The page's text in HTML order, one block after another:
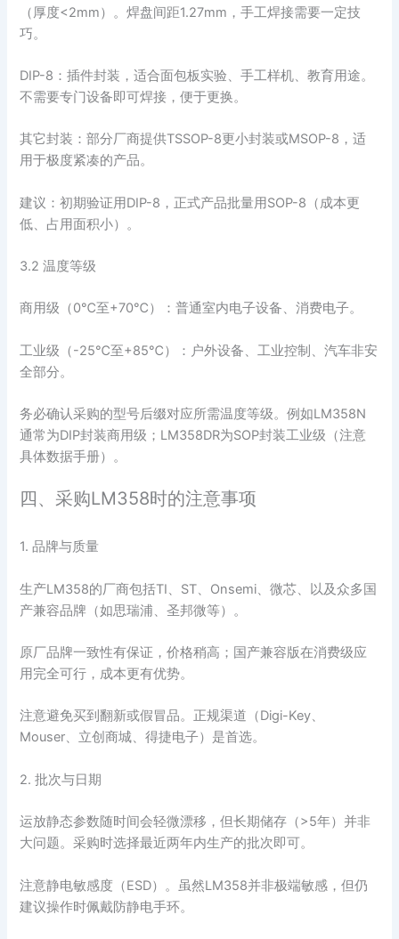
（厚度<2mm）。焊盘间距1.27mm，手工焊接需要一定技
巧。
DIP-8：插件封装，适合面包板实验、手工样机、教育用途。
不需要专门设备即可焊接，便于更换。
其它封装：部分厂商提供TSSOP-8更小封装或MSOP-8，适
用于极度紧凑的产品。
建议：初期验证用DIP-8，正式产品批量用SOP-8（成本更
低、占用面积小）。
3.2 温度等级
商用级（0℃至+70℃）：普通室内电子设备、消费电子。
工业级（-25℃至+85℃）：户外设备、工业控制、汽车非安
全部分。
务必确认采购的型号后缀对应所需温度等级。例如LM358N
通常为DIP封装商用级；LM358DR为SOP封装工业级（注意
具体数据手册）。
四、采购LM358时的注意事项
1. 品牌与质量
生产LM358的厂商包括TI、ST、Onsemi、微芯、以及众多国
产兼容品牌（如思瑞浦、圣邦微等）。
原厂品牌一致性有保证，价格稍高；国产兼容版在消费级应
用完全可行，成本更有优势。
注意避免买到翻新或假冒品。正规渠道（Digi-Key、
Mouser、立创商城、得捷电子）是首选。
2. 批次与日期
运放静态参数随时间会轻微漂移，但长期储存（>5年）并非
大问题。采购时选择最近两年内生产的批次即可。
注意静电敏感度（ESD）。虽然LM358并非极端敏感，但仍
建议操作时佩戴防静电手环。